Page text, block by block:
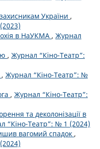
України ,
в НаУКМА , Журнал
, Журнал “Кіно-Театр”:
, Журнал “Кіно-Театр”: №
, Журнал “Кіно-Театр”:
та деколонізації в
“Кіно-Театр”: № 1 (2024)
вагомий спадок ,